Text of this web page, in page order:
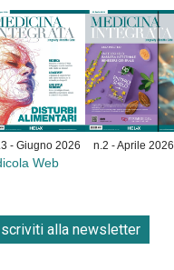
- Giugno 2026 n.2 - Aprile 2026
Web
alla newsletter